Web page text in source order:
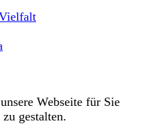
Webseite für Sie
gestalten.